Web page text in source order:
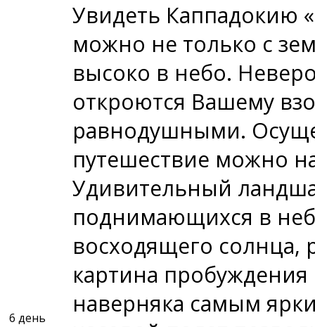
6 день
Увидеть Каппадокию
можно не только с
высоко в небо.
откроются Вашему
равнодушными.
путешествие можно
Удивительный
поднимающихся в
восходящего солнца,
картина пробуждения
наверняка самым